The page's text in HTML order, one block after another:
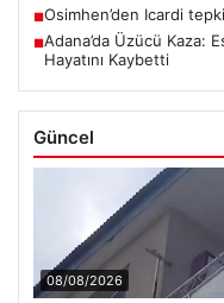
■Osimhen’den Icardi
■Adana’da Üzücü Kaza:
Hayatını Kaybetti
Güncel
08/08/2026